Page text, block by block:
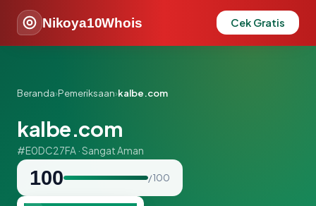
Nikoya10Whois Cek Gratis
Beranda›Pemeriksaan›kalbe.com
kalbe.com
#E0DC27FA · Sangat Aman
100 / 100